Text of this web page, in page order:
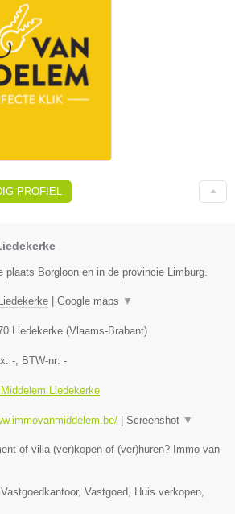
PROFIEL
plaats Borgloon en in de provincie Limburg.
Liedekerke Google maps ▼
Liedekerke (Vlaams-Brabant)
- , BTW-nr: -
Liedekerke
Screenshot ▼
of villa (ver)kopen of (ver)huren? Immo van
Vastgoed, Huis verkopen,